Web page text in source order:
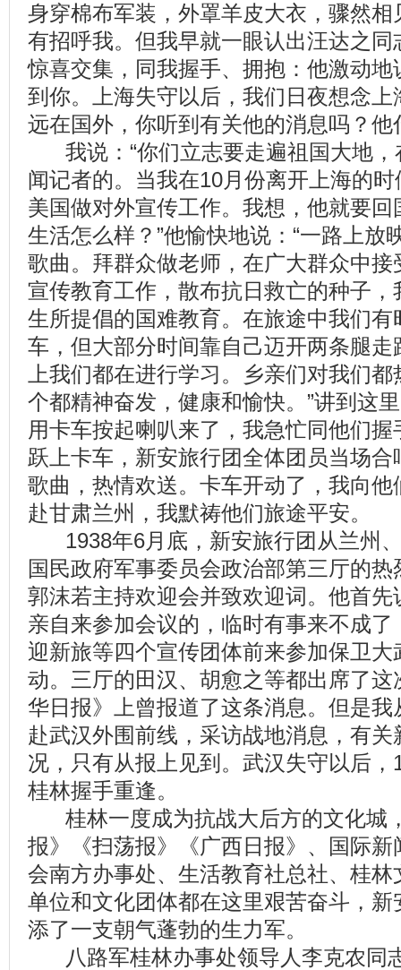
身穿棉布军装，外罩羊皮大衣，骤然
有招呼我。但我早就一眼认出汪达之
惊喜交集，同我握手、拥抱：他激动地
到你。上海失守以后，我们日夜想念
远在国外，你听到有关他的消息吗？他
我说：“你们立志要走遍祖国大地
闻记者的。当我在10月份离开上海的
美国做对外宣传工作。我想，他就要
生活怎么样？”他愉快地说：“一路上放
歌曲。拜群众做老师，在广大群众中
宣传教育工作，散布抗日救亡的种子
生所提倡的国难教育。在旅途中我们
车，但大部分时间靠自己迈开两条腿
上我们都在进行学习。乡亲们对我们
个都精神奋发，健康和愉快。”讲到这
用卡车按起喇叭来了，我急忙同他们
跃上卡车，新安旅行团全体团员当场
歌曲，热情欢送。卡车开动了，我向
赴甘肃兰州，我默祷他们旅途平安。
1938年6月底，新安旅行团从兰州
国民政府军事委员会政治部第三厅的
郭沫若主持欢迎会并致欢迎词。他首
亲自来参加会议的，临时有事来不成
迎新旅等四个宣传团体前来参加保卫
动。三厅的田汉、胡愈之等都出席了
华日报》上曾报道了这条消息。但是
赴武汉外围前线，采访战地消息，有
况，只有从报上见到。武汉失守以后
桂林握手重逢。
桂林一度成为抗战大后方的文化城
报》《扫荡报》《广西日报》、国际
会南方办事处、生活教育社总社、桂
单位和文化团体都在这里艰苦奋斗，
添了一支朝气蓬勃的生力军。
八路军桂林办事处领导人李克农同